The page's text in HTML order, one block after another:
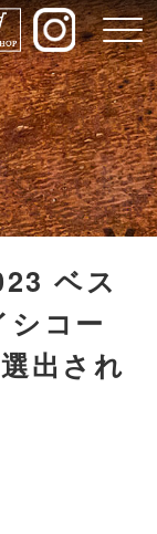
わりベス
シコー
出され